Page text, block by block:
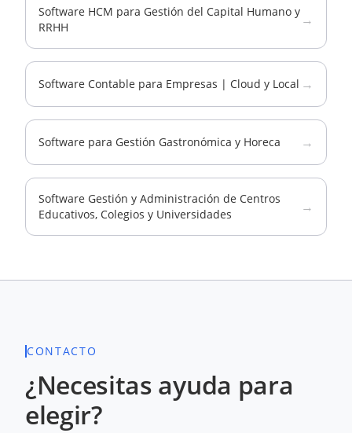
Software HCM para Gestión del Capital Humano y
RRHH
→
Software Contable para Empresas | Cloud y Local →
Software para Gestión Gastronómica y Horeca →
Software Gestión y Administración de Centros
Educativos, Colegios y Universidades
→
CONTACTO
¿Necesitas ayuda para
elegir?